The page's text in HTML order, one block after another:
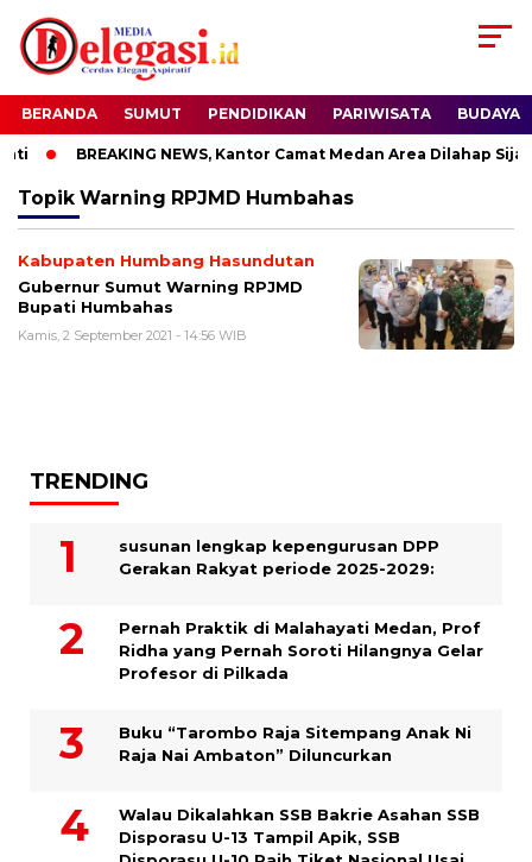
BERANDA SUMUT PENDIDIKAN PARIWISATA BUDAYA
BREAKING NEWS, Kantor Camat Medan Area Dilahap
Topik Warning RPJMD Humbahas
Kabupaten Humbang Hasundutan
Gubernur Sumut Warning RPJMD
Bupati Humbahas
Kamis, 2 September 2021 - 14:56 WIB
TRENDING
susunan lengkap kepengurusan DPP
Gerakan Rakyat periode 2025-2029:
Pernah Praktik di Malahayati Medan, Prof
Ridha yang Pernah Soroti Hilangnya Gelar
Profesor di Pilkada
Buku “Tarombo Raja Sitempang Anak Ni
Raja Nai Ambaton” Diluncurkan
Walau Dikalahkan SSB Bakrie Asahan SSB
Disporasu U-13 Tampil Apik, SSB